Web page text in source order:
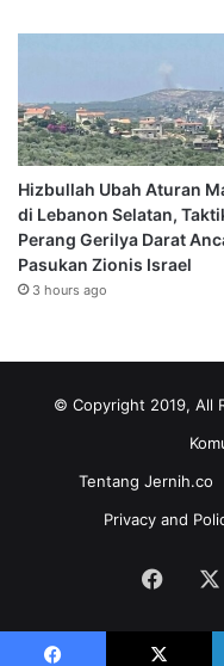
Hizbullah Ubah Aturan
di Lebanon Selatan,
Perang Gerilya Darat
Pasukan Zionis Israel
3 hours ago
© Copyright 2019, All
Tentang Jernih.co
Privacy and